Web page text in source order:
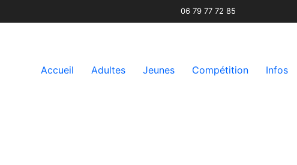
06 79 77 72 85
Accueil Adultes Jeunes Compétition Infos